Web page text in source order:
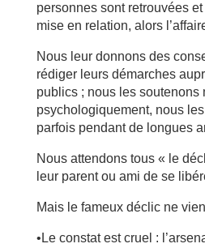
personnes sont retrouvées
mise en relation, alors
Nous leur donnons des
rédiger leurs démarches
publics ; nous les soutenons
psychologiquement, nous
parfois pendant de longues
Nous attendons tous « le
leur parent ou ami de se
Mais le fameux déclic ne
•Le constat est cruel :